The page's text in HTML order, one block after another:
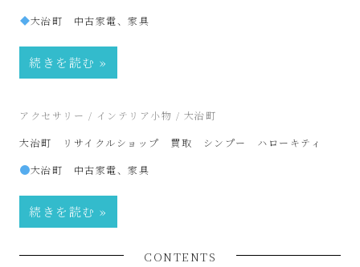
リ
サ
ク
大治町 中古家電、家具
続きを読む
2024年7月2日
アクセサリー / インテリア小物 / 大治町
大治町 リサイクルショップ 買取 シンプー ハローキティ
大治町 中古家電、家具
続きを読む
CONTENTS